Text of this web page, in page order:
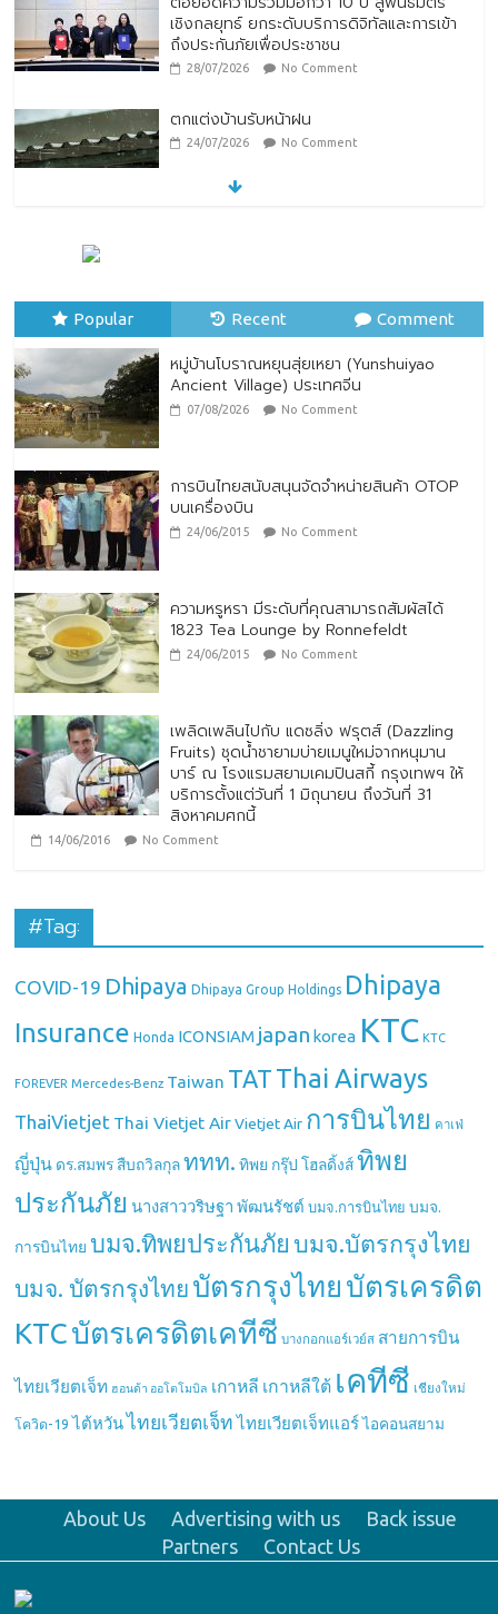
เชิงกลยุทธ์ ยกระดับบริการดิจิทัลและการเข้า
ถึงประกันภัยเพื่อประชาชน
28/07/2026 No Comment
ตกแต่งบ้านรับหน้าฝน
24/07/2026 No Comment
Popular Recent Comment
หมู่บ้านโบราณหยุนสุ่ยเหยา (Yunshuiyao
Ancient Village) ประเทศจีน
07/08/2026 No Comment
การบินไทยสนับสนุนจัดจำหน่ายสินค้า OTOP
บนเครื่องบิน
24/06/2015 No Comment
ความหรูหรา มีระดับที่คุณสามารถสัมผัสได้
1823 Tea Lounge by Ronnefeldt
24/06/2015 No Comment
เพลิดเพลินไปกับ แดซลิ่ง ฟรุตส์ (Dazzling
Fruits) ชุดน้ำชายามบ่ายเมนูใหม่จากหนุมาน
บาร์ ณ โรงแรมสยามเคมปินสกี้ กรุงเทพฯ ให้
บริการตั้งแต่วันที่ 1 มิถุนายน ถึงวันที่ 31
สิงหาคมศกนี้
14/06/2016 No Comment
#Tag:
COVID-19 Dhipaya Dhipaya Group Holdings Dhipaya
Insurance Honda ICONSIAM japan korea KTC KTC
FOREVER Mercedes-Benz Taiwan TAT Thai Airways
ThaiVietjet Thai Vietjet Air Vietjet Air การบินไทย คาเฟ่
ญี่ปุ่น ดร.สมพร สืบถวิลกุล ททท. ทิพย กรุ๊ป โฮลดิ้งส์ ทิพย
ประกันภัย นางสาววริษฐา พัฒนรัชต์ บมจ.การบินไทย บมจ.
การบินไทย บมจ.ทิพยประกันภัย บมจ.บัตรกรุงไทย
บมจ. บัตรกรุงไทย บัตรกรุงไทย บัตรเครดิต
KTCบัตรเครดิตเคทีซี บางกอกแอร์เวย์ส สายการบิน
ไทยเวียตเจ็ท ฮอนด้า ออโตโมบิล เกาหลี เกาหลีใต้ เคทีซี เชียงใหม่
โควิด-19 ไต้หวัน ไทยเวียตเจ็ท ไทยเวียตเจ็ทแอร์ ไอคอนสยาม
About Us Advertising with us
Back issue
Partners
Contact Us